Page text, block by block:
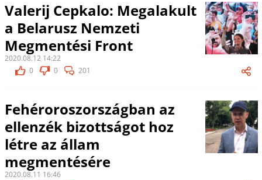
Valerij Cepkalo: Megalakult
a Belarusz Nemzeti
Megmentési Front
2020.08.12 14:22
0
0 201
Fehéroroszországban az
ellenzék bizottságot hoz
létre az állam
megmentésére
2020.08.11 16:46